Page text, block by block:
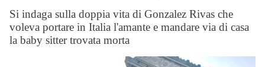
Si indaga sulla doppia vita di Gonzalez Rivas che
voleva portare in Italia l'amante e mandare via di casa
la baby sitter trovata morta